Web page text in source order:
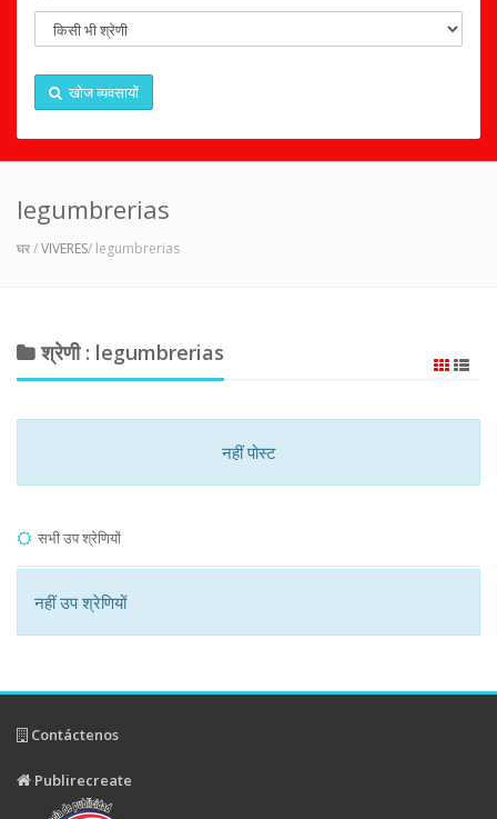
खोज व्यवसायों
legumbrerias
घर/VIVERES/ legumbrerias
श्रेणी : legumbrerias
नहीं पोस्ट
सभी उप श्रेणियों
नहीं उप श्रेणियों
Contáctenos
Publirecreate